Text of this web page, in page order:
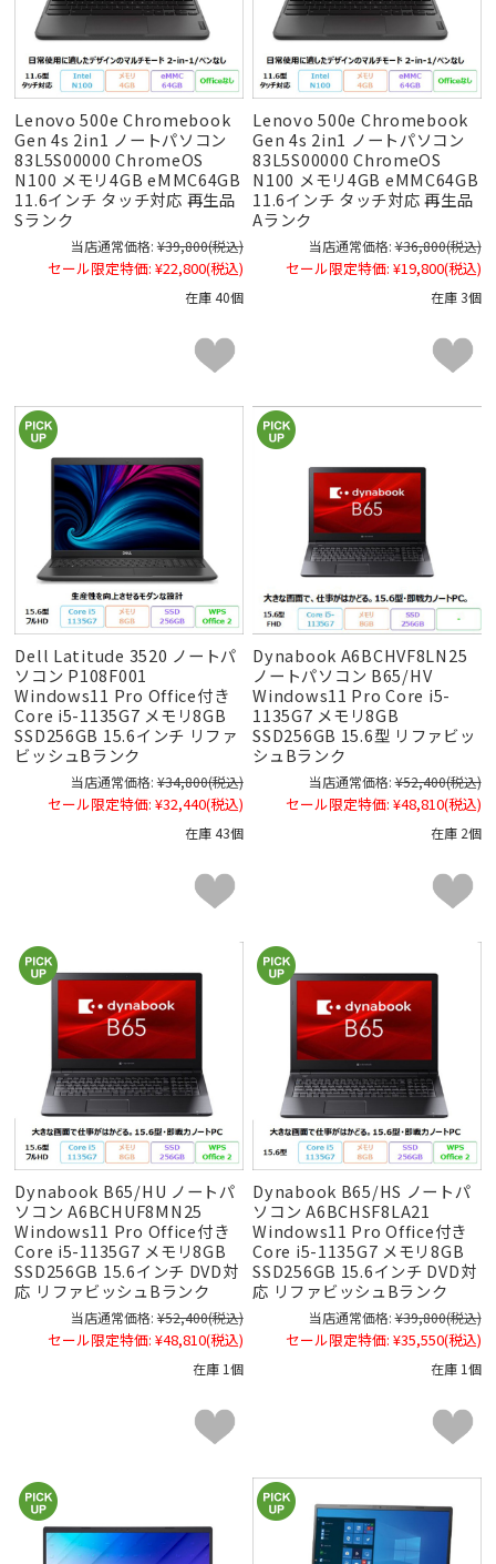
Lenovo 500e Chromebook
Gen 4s 2in1 ノートパソコン
83L5S00000 ChromeOS
N100 メモリ4GB eMMC64GB
11.6インチ タッチ対応 再生品
Sランク
当店通常価格: ¥39,800(税込)
セール限定特価: ¥22,800(税込)
在庫 40個
Lenovo 500e Chromebook
Gen 4s 2in1 ノートパソコン
83L5S00000 ChromeOS
N100 メモリ4GB eMMC64GB
11.6インチ タッチ対応 再生品
Aランク
当店通常価格: ¥36,800(税込)
セール限定特価: ¥19,800(税込)
在庫 3個
Dell Latitude 3520 ノートパ
ソコン P108F001
Windows11 Pro Office付き
Core i5-1135G7 メモリ8GB
SSD256GB 15.6インチ リファ
ビッシュBランク
当店通常価格: ¥34,800(税込)
セール限定特価: ¥32,440(税込)
在庫 43個
Dynabook A6BCHVF8LN25
ノートパソコン B65/HV
Windows11 Pro Core i5-
1135G7 メモリ8GB
SSD256GB 15.6型 リファビッ
シュBランク
当店通常価格: ¥52,400(税込)
セール限定特価: ¥48,810(税込)
在庫 2個
Dynabook B65/HU ノートパ
ソコン A6BCHUF8MN25
Windows11 Pro Office付き
Core i5-1135G7 メモリ8GB
SSD256GB 15.6インチ DVD対
応 リファビッシュBランク
当店通常価格: ¥52,400(税込)
セール限定特価: ¥48,810(税込)
在庫 1個
Dynabook B65/HS ノートパ
ソコン A6BCHSF8LA21
Windows11 Pro Office付き
Core i5-1135G7 メモリ8GB
SSD256GB 15.6インチ DVD対
応 リファビッシュBランク
当店通常価格: ¥39,800(税込)
セール限定特価: ¥35,550(税込)
在庫 1個